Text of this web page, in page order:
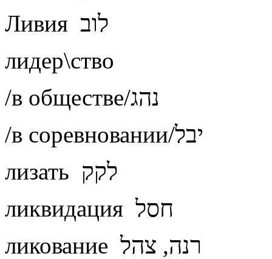
Ливия לוב
лидер\ство
/в обществе/נהג
/в соревновании/יבל
лизать לקק
ликвидация חסל
ликование רנה, צהל